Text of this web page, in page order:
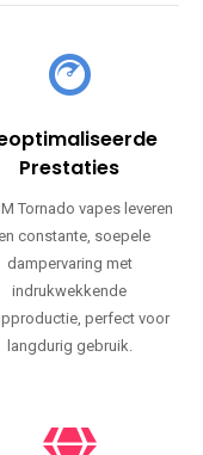
Prestaties
Tornado vapes leveren
constante, soepele
dampervaring met
indrukwekkende
perfect voor
langdurig gebruik.